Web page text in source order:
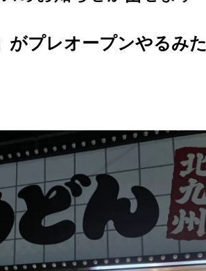
がプレオープンやるみた